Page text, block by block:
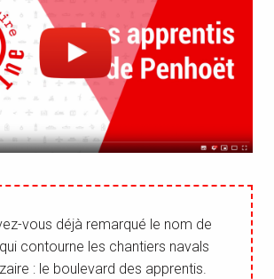
vous déjà remarqué le nom de
contourne les chantiers navals
: le boulevard des apprentis.